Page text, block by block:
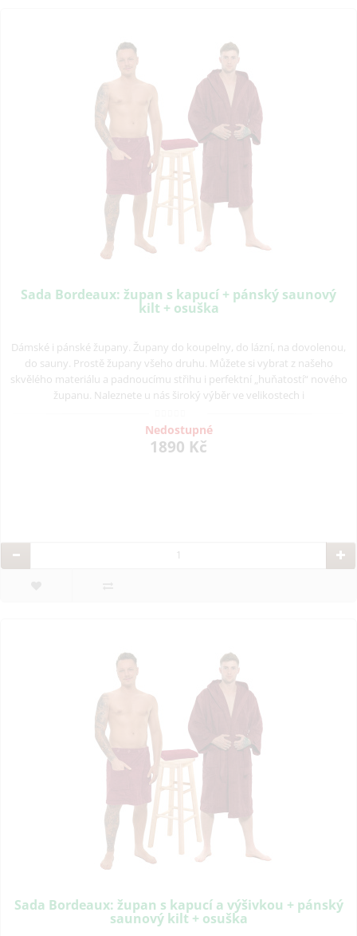
Sada Bordeaux: župan s kapucí + pánský saunový
kilt + osuška
Dámské i pánské župany. Župany do koupelny, do lázní, na dovolenou,
do sauny. Prostě župany všeho druhu. Můžete si vybrat z našeho
skvělého materiálu a padnoucímu střihu i perfektní „huňatostí“ nového
županu. Naleznete u nás široký výběr ve velikostech i
Nedostupné
1890 Kč
Sada Bordeaux: župan s kapucí a výšivkou + pánský
saunový kilt + osuška